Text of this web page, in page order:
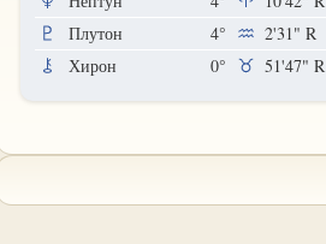
Плутон
4° 2'31" R
Хирон
0° 51'47" R